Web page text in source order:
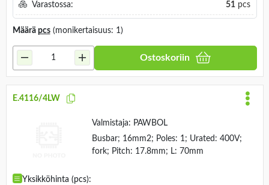
Varastossa: 51pcs
Määrä pcs(monikertaisuus: 1)
Ostoskoriin
E.4116/4LW
Valmistaja: PAWBOL
Busbar; 16mm2; Poles: 1; Urated: 400V;
fork; Pitch: 17.8mm; L: 70mm
Yksikköhinta (pcs):